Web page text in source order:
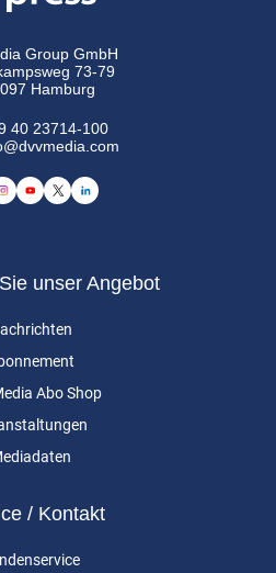
Group GmbH
73-79
Hamburg
40 23714-100
unser Angebot
Abo Shop
/ Kontakt